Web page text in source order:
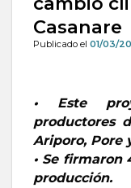
Casanare
Publicado el 01/03/
• Este
productores
Ariporo, Pore
• Se firmaron
producción.